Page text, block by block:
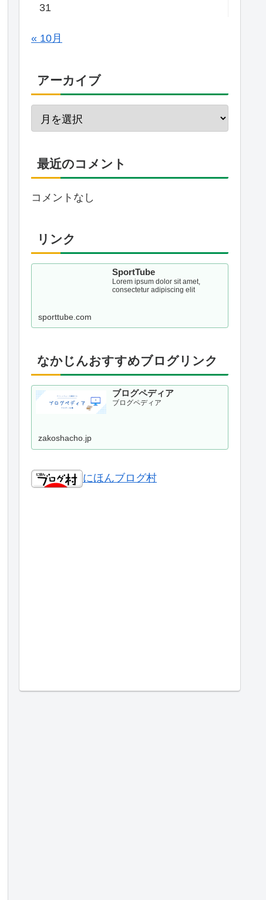
31
« 10月
アーカイブ
最近のコメント
コメントなし
リンク
SportTube
Lorem ipsum dolor sit amet,
consectetur adipiscing elit
sporttube.com
なかじんおすすめブログリンク
ブログペディア
ブログペディア
zakoshacho.jp
にほんブログ村